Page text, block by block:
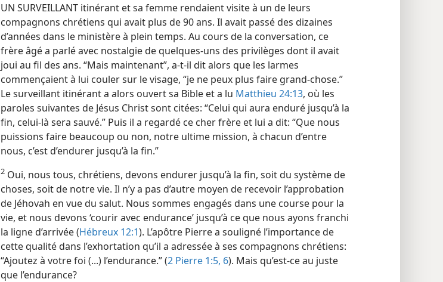
UN SURVEILLANT itinérant et sa femme rendaient visite à un de leurs
compagnons chrétiens qui avait plus de 90 ans. Il avait passé des dizaines
d’années dans le ministère à plein temps. Au cours de la conversation, ce
frère âgé a parlé avec nostalgie de quelques-uns des privilèges dont il avait
joui au fil des ans. “Mais maintenant”, a-​t-​il dit alors que les larmes
commençaient à lui couler sur le visage, “je ne peux plus faire grand-chose.”
Le surveillant itinérant a alors ouvert sa Bible et a lu Matthieu 24:13, où les
paroles suivantes de Jésus Christ sont citées: “Celui qui aura enduré jusqu’à la
fin, celui-là sera sauvé.” Puis il a regardé ce cher frère et lui a dit: “Que nous
puissions faire beaucoup ou non, notre ultime mission, à chacun d’entre
nous, c’est d’endurer jusqu’à la fin.”
2 Oui, nous tous, chrétiens, devons endurer jusqu’à la fin, soit du système de
choses, soit de notre vie. Il n’y a pas d’autre moyen de recevoir l’approbation
de Jéhovah en vue du salut. Nous sommes engagés dans une course pour la
vie, et nous devons ‘courir avec endurance’ jusqu’à ce que nous ayons franchi
la ligne d’arrivée (Hébreux 12:1). L’apôtre Pierre a souligné l’importance de
cette qualité dans l’exhortation qu’il a adressée à ses compagnons chrétiens:
“Ajoutez à votre foi (...) l’endurance.” (2 Pierre 1:5, 6). Mais qu’est-​ce au juste
que l’endurance?